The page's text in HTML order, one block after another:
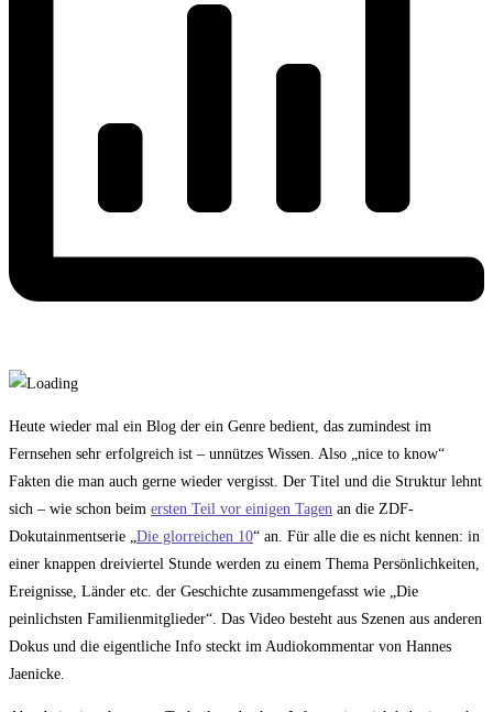
Heute wieder mal ein Blog der ein Genre bedient, das zumindest im
Fernsehen sehr erfolgreich ist – unnützes Wissen. Also „nice to know“
Fakten die man auch gerne wieder vergisst. Der Titel und die Struktur lehnt
sich – wie schon beim ersten Teil vor einigen Tagen an die ZDF-
Dokutainmentserie „ Die glorreichen 10“ an. Für alle die es nicht kennen: in
einer knappen dreiviertel Stunde werden zu einem Thema Persönlichkeiten,
Ereignisse, Länder etc. der Geschichte zusammengefasst wie „Die
peinlichsten Familienmitglieder“. Das Video besteht aus Szenen aus anderen
Dokus und die eigentliche Info steckt im Audiokommentar von Hannes
Jaenicke.